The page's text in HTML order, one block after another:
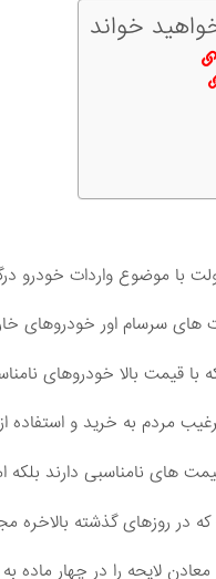
خواند
با موضوع واردات خودرو
های سرسام اور خودروهای
قیمت بالا خودروهای
مردم به خرید و استفاده
های نامناسبی دارند
در روزهای گذشته بالاخره
لایحه را در چهار